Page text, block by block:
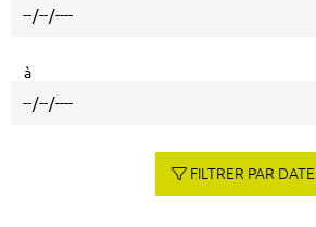
à
FILTRER PAR DATE